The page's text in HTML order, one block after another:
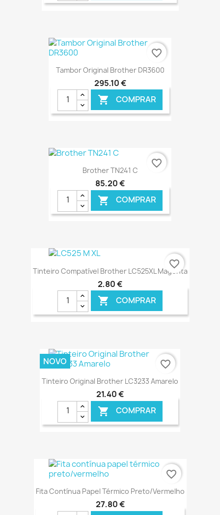
Tambor Original Brother DR3600
295,10 €
 COMPRAR
favorite_border
Brother TN241 C
85,20 €
 COMPRAR
favorite_border
Tinteiro Compatível Brother LC525XL Magenta
2,80 €
 COMPRAR
€ ONLINE
favorite_border
Tinteiro Original Brother LC3233 Amarelo
21,40 €
 COMPRAR
€ ONLINE
NOVO favorite_border
Fita Contínua Papel Térmico Preto/vermelho
27,80 €
favorite_border